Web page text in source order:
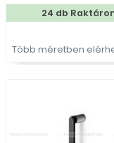
24 db
Több méretben